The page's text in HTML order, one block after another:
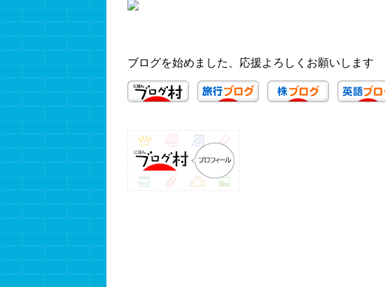
ブログを始めました、応援よろしくお願いします